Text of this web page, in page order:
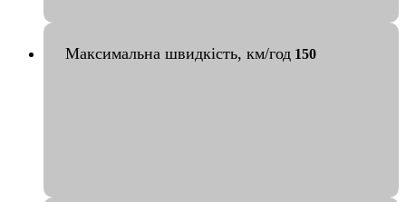
Максимальна швидкість, км/год 150